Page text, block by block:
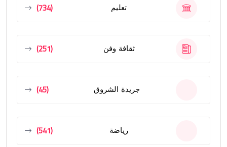
تعليم (734)
ثقافة وفن (251)
جريدة الشروق (45)
رياضة (541)